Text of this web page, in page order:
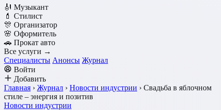
🎻 Музыкант
💄 Стилист
🎊 Организатор
🌸 Оформитель
🚗 Прокат авто
Все услуги →
Специалисты Анонсы Журнал
Войти
Добавить
Главная › Журнал › Новости индустрии › Свадьба в яблочном
стиле – энергия и позитив
Новости индустрии